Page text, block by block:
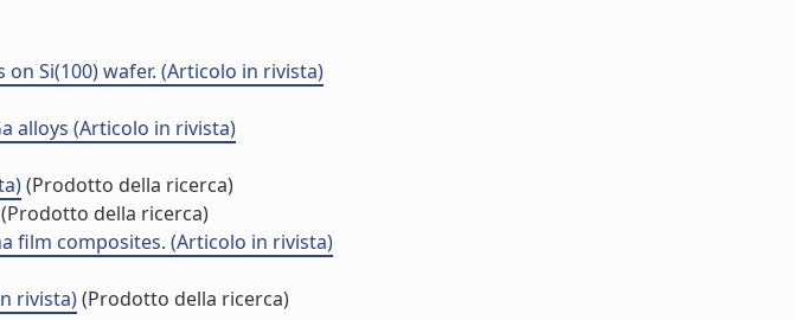
Si(100) wafer. (Articolo in rivista)
alloys (Articolo in rivista)
(Prodotto della ricerca)
(Prodotto della ricerca)
film composites. (Articolo in rivista)
rivista)(Prodotto della ricerca)